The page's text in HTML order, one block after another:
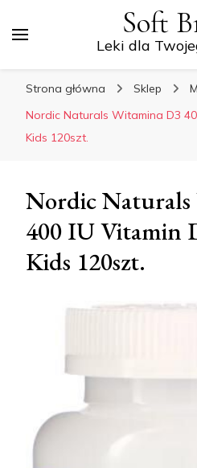
Soft
Leki dla
Strona główna Sklep
Nordic Naturals Witamina D3
Kids 120szt.
Nordic
400 IU Vitamin
Kids 120szt.